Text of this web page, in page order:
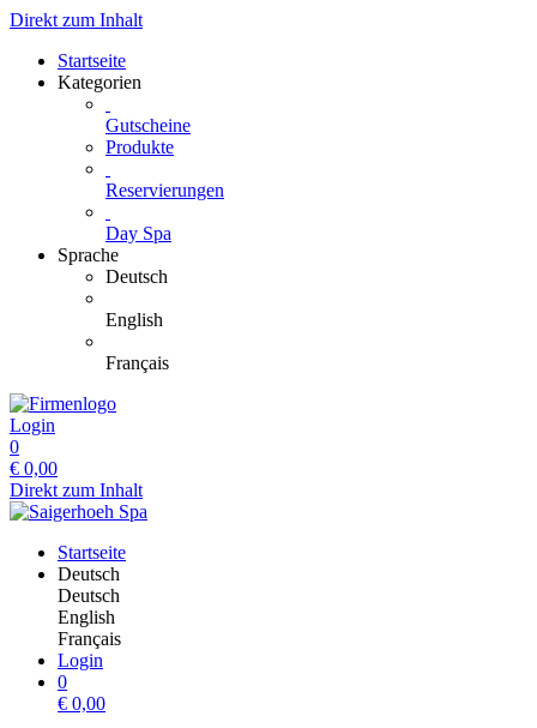
Direkt zum Inhalt
Startseite
Kategorien
Gutscheine
Produkte
Reservierungen
Day Spa
Sprache
Deutsch
English
Français
Login
0
€ 0,00
Direkt zum Inhalt
Startseite
Deutsch
Deutsch
English
Français
Login
0
€ 0,00